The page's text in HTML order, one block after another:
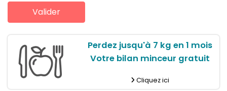
Perdez jusqu'à 7 kg en 1 mois
Votre bilan minceur gratuit
Cliquez ici